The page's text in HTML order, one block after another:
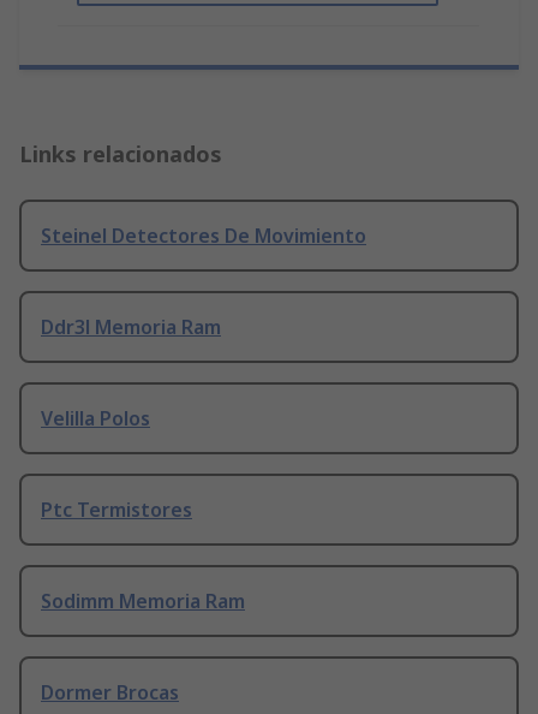
Links relacionados
Steinel Detectores De Movimiento
Ddr3l Memoria Ram
Velilla Polos
Ptc Termistores
Sodimm Memoria Ram
Dormer Brocas